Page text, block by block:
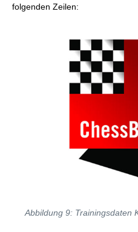
folgenden Zeilen:
Abbildung 9: Trainingsdaten